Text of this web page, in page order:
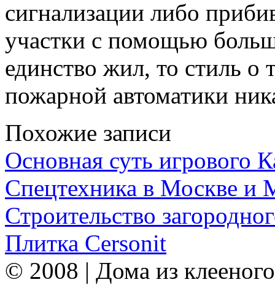
сигнализации либо
участки с помощью
единство жил, то стиль о
пожарной автоматики
Похожие записи
Основная суть игрового
Спецтехника в Москве и
Строительство
Плитка Cersonit
© 2008 | Дома из